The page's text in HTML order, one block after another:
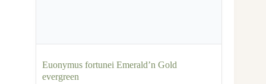
Euonymus fortunei Emerald’n Gold
evergreen